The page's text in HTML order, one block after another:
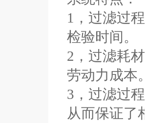
1 ，过滤过
检验时间。
2 ，过滤耗
劳动力成本
3 ，过滤过
从而保证了